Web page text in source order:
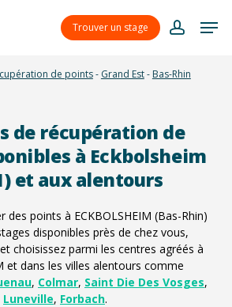
Trouver un stage
account
de points- Grand Est- Bas-Rhin
de récupération de
à Eckbolsheim
et aux alentours
des points à ECKBOLSHEIM (Bas-Rhin)
disponibles près de chez vous,
choisissez parmi les centres agréés à
et dans les villes alentours comme
, Colmar, Saint Die Des Vosges,
Luneville, Forbach.